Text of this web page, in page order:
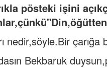
pösteki işini
nedir,söyle.Bir
Bekbaruk